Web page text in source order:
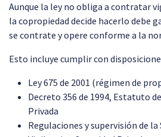
Aunque la ley no obliga a contratar
la copropiedad decide hacerlo debe
se contrate y opere conforme a la
Esto incluye cumplir con
Ley 675 de 2001 (régimen de
Decreto 356 de 1994, Estatuto
Privada
Regulaciones y supervisión de